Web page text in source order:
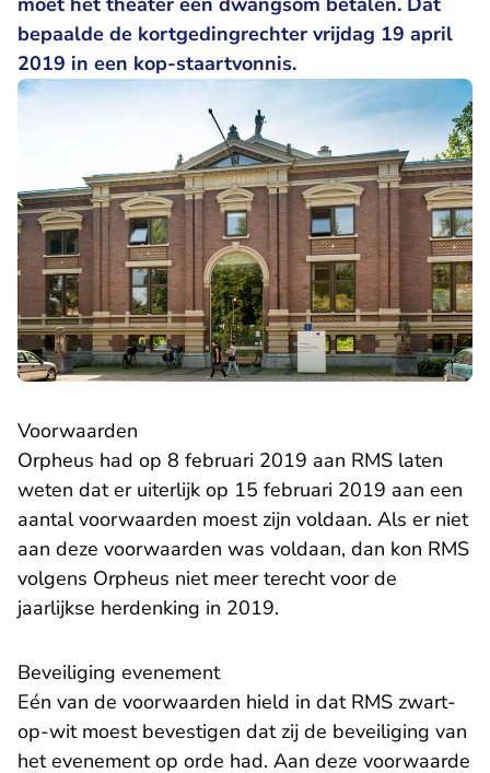
bepaalde de kortgedingrechter vrijdag 19 april
2019 in een kop-staartvonnis.
Voorwaarden
Orpheus had op 8 februari 2019 aan RMS laten
weten dat er uiterlijk op 15 februari 2019 aan een
aantal voorwaarden moest zijn voldaan. Als er niet
aan deze voorwaarden was voldaan, dan kon RMS
volgens Orpheus niet meer terecht voor de
jaarlijkse herdenking in 2019.
Beveiliging evenement
Eén van de voorwaarden hield in dat RMS zwart-
op-wit moest bevestigen dat zij de beveiliging van
het evenement op orde had. Aan deze voorwaarde